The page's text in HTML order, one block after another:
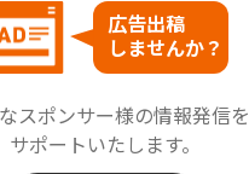
広告出稿
しませんか？
スポンサー様の情報発信を
サポートいたします。